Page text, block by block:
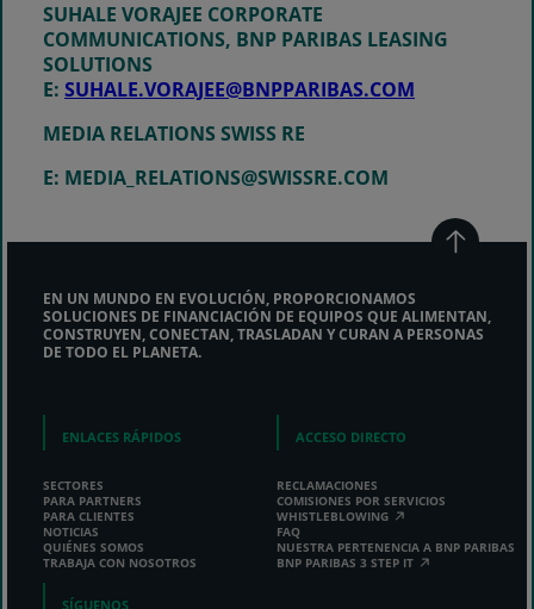
SUHALE VORAJEE CORPORATE
COMMUNICATIONS, BNP PARIBAS LEASING
SOLUTIONS
E: SUHALE.VORAJEE@BNPPARIBAS.COM
MEDIA RELATIONS SWISS RE
E: MEDIA_RELATIONS@SWISSRE.COM
EN UN MUNDO EN EVOLUCIÓN, PROPORCIONAMOS
SOLUCIONES DE FINANCIACIÓN DE EQUIPOS QUE ALIMENTAN,
CONSTRUYEN, CONECTAN, TRASLADAN Y CURAN A PERSONAS
DE TODO EL PLANETA.
ENLACES RÁPIDOS
SECTORES
PARA PARTNERS
PARA CLIENTES
NOTICIAS
QUIÉNES SOMOS
TRABAJA CON NOSOTROS
ACCESO DIRECTO
RECLAMACIONES
COMISIONES POR SERVICIOS
WHISTLEBLOWING
FAQ
NUESTRA PERTENENCIA A BNP PARIBAS
BNP PARIBAS 3 STEP IT
SÍGUENOS